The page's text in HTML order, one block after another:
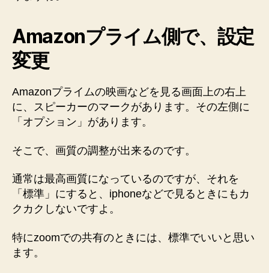
Amazonプライム側で、設定
変更
Amazonプライムの映画などを見る画面上の右上
に、スピーカーのマークがあります。その左側に
「オプション」があります。
そこで、画質の調整が出来るのです。
通常は最高画質になっているのですが、それを
「標準」にすると、iphoneなどで見るときにもカ
クカクしないですよ。
特にzoomでの共有のときには、標準でいいと思い
ます。